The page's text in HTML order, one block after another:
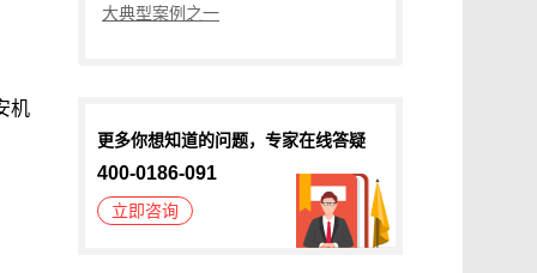
机
大典型案例之一
更多你想知道的问题，专家在线答疑
400-0186-091
立即咨询